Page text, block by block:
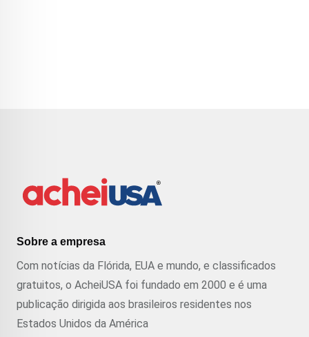
Sobre a empresa
Com notícias da Flórida, EUA e mundo, e classificados
gratuitos, o AcheiUSA foi fundado em 2000 e é uma
publicação dirigida aos brasileiros residentes nos
Estados Unidos da América